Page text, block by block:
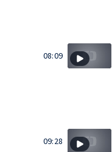
08:09
09:28